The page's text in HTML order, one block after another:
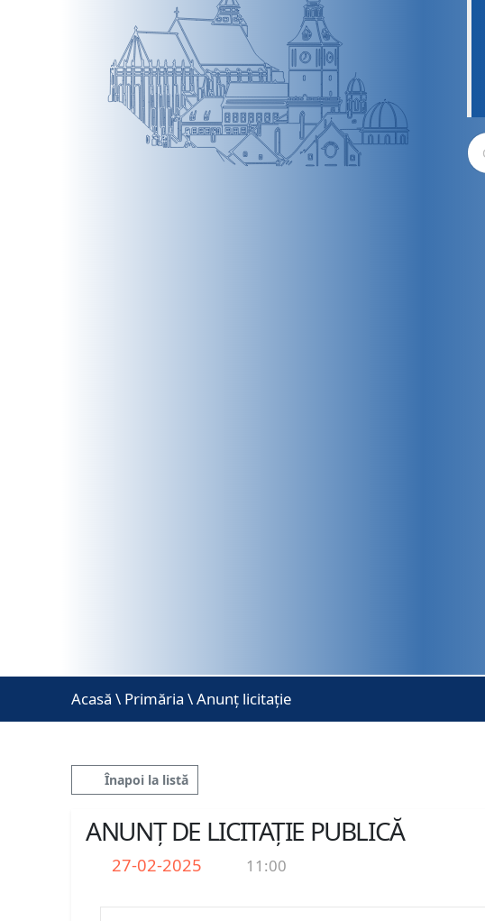
Acasă \ Primăria \ Anunț licitație
Înapoi la listă
ANUNȚ DE LICITAȚIE PUBLICĂ
27-02-2025 11:00